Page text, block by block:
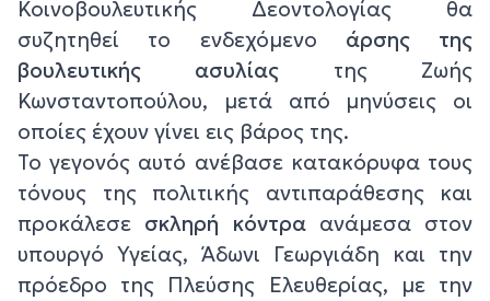
Κοινοβουλευτικής Δεοντολογίας θα
συζητηθεί το ενδεχόμενο άρσης της
βουλευτικής ασυλίας της Ζωής
Κωνσταντοπούλου, μετά από μηνύσεις οι
οποίες έχουν γίνει εις βάρος της.
Το γεγονός αυτό ανέβασε κατακόρυφα τους
τόνους της πολιτικής αντιπαράθεσης και
προκάλεσε σκληρή κόντρα ανάμεσα στον
υπουργό Υγείας, Άδωνι Γεωργιάδη και την
πρόεδρο της Πλεύσης Ελευθερίας, με την